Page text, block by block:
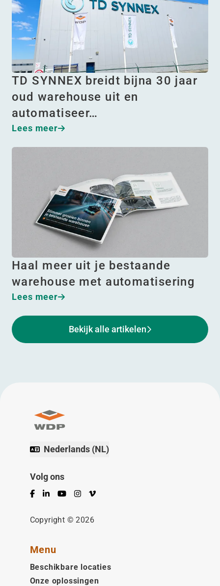
TD SYNNEX breidt bijna 30 jaar
oud warehouse uit en
automatiseer…
Lees meer
Haal meer uit je bestaande
warehouse met automatisering
Lees meer
Bekijk alle artikelen
Nederlands (NL)
Volg ons
Facebook
LinkedInYouTubeInstagram
Vimeo
Copyright © 2026
Menu
Beschikbare locaties
Onze oplossingen